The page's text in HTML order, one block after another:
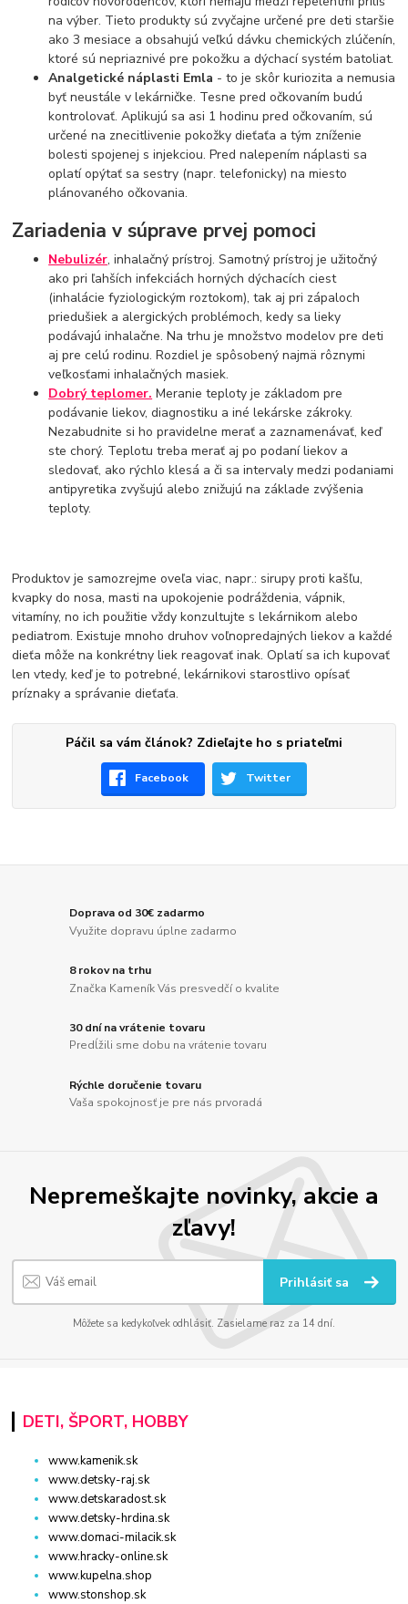
na výber. Tieto produkty sú zvyčajne určené pre deti staršie
ako 3 mesiace a obsahujú veľkú dávku chemických zlúčenín,
ktoré sú nepriaznivé pre pokožku a dýchací systém batoliat.
Analgetické náplasti Emla - to je skôr kuriozita a nemusia
byť neustále v lekárničke. Tesne pred očkovaním budú
kontrolovať. Aplikujú sa asi 1 hodinu pred očkovaním, sú
určené na znecitlivenie pokožky dieťaťa a tým zníženie
bolesti spojenej s injekciou. Pred nalepením náplasti sa
oplatí opýtať sa sestry (napr. telefonicky) na miesto
plánovaného očkovania.
Zariadenia v súprave prvej pomoci
Nebulizér, inhalačný prístroj. Samotný prístroj je užitočný
ako pri ľahších infekciách horných dýchacích ciest
(inhalácie fyziologickým roztokom), tak aj pri zápaloch
priedušiek a alergických problémoch, kedy sa lieky
podávajú inhalačne. Na trhu je množstvo modelov pre deti
aj pre celú rodinu. Rozdiel je spôsobený najmä rôznymi
veľkosťami inhalačných masiek.
Dobrý teplomer. Meranie teploty je základom pre
podávanie liekov, diagnostiku a iné lekárske zákroky.
Nezabudnite si ho pravidelne merať a zaznamenávať, keď
ste chorý. Teplotu treba merať aj po podaní liekov a
sledovať, ako rýchlo klesá a či sa intervaly medzi podaniami
antipyretika zvyšujú alebo znižujú na základe zvýšenia
teploty.
Produktov je samozrejme oveľa viac, napr.: sirupy proti kašľu,
kvapky do nosa, masti na upokojenie podráždenia, vápnik,
vitamíny, no ich použitie vždy konzultujte s lekárnikom alebo
pediatrom. Existuje mnoho druhov voľnopredajných liekov a každé
dieťa môže na konkrétny liek reagovať inak. Oplatí sa ich kupovať
len vtedy, keď je to potrebné, lekárnikovi starostlivo opísať
príznaky a správanie dieťaťa.
Páčil sa vám článok? Zdieľajte ho s priateľmi
Facebook Twitter
Doprava od 30€ zadarmo
Využite dopravu úplne zadarmo
8 rokov na trhu
Značka Kameník Vás presvedčí o kvalite
30 dní na vrátenie tovaru
Predĺžili sme dobu na vrátenie tovaru
Rýchle doručenie tovaru
Vaša spokojnosť je pre nás prvoradá
Nepremeškajte novinky, akcie a
zľavy!
Prihlásiť sa
Môžete sa kedykoľvek odhlásiť. Zasielame raz za 14 dní.
DETI, ŠPORT, HOBBY
www.kamenik.sk
www.detsky-raj.sk
www.detskaradost.sk
www.detsky-hrdina.sk
www.domaci-milacik.sk
www.hracky-online.sk
www.kupelna.shop
www.stonshop.sk